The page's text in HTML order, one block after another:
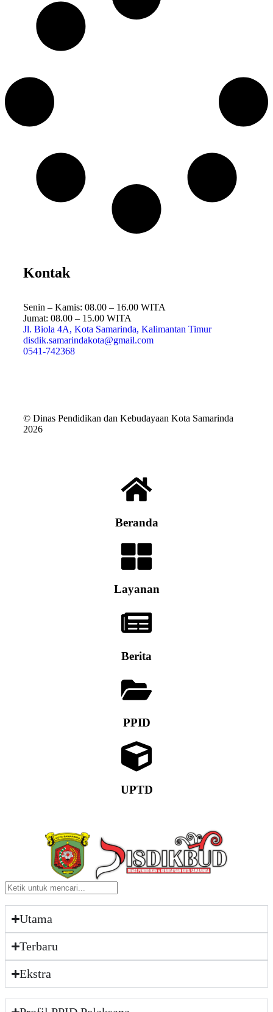
Kontak
Senin – Kamis: 08.00 – 16.00 WITA
Jumat: 08.00 – 15.00 WITA
Jl. Biola 4A, Kota Samarinda, Kalimantan Timur
disdik.samarindakota@gmail.com
0541-742368
© Dinas Pendidikan dan Kebudayaan Kota Samarinda
2026
Beranda
Layanan
Berita
PPID
UPTD
Utama
Terbaru
Ekstra